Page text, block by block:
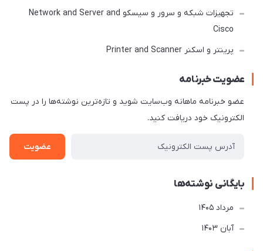
تجهیزات شبکه و سرور و سیسکو Network and Server and
Cisco
پرینتر و اسکنر Printer and Scanner
عضویت خبرنامه
عضو خبرنامه ماهانه وب‌سایت شوید و تازه‌ترین نوشته‌ها را در پست
الکترونیک خود دریافت کنید.
عضویت
بایگانی نوشته‌ها
مرداد 1405
آبان 1403